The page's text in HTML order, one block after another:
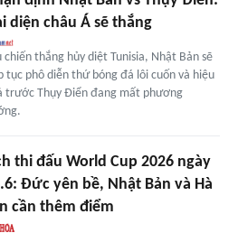
diện châu Á sẽ thắng
chiến thắng hủy diệt Tunisia, Nhật Bản sẽ
tục phô diễn thứ bóng đá lôi cuốn và hiệu
trước Thụy Điển đang mất phương
thi đấu World Cup 2026 ngày
Đức yên bề, Nhật Bản và Hà
cần thêm điểm